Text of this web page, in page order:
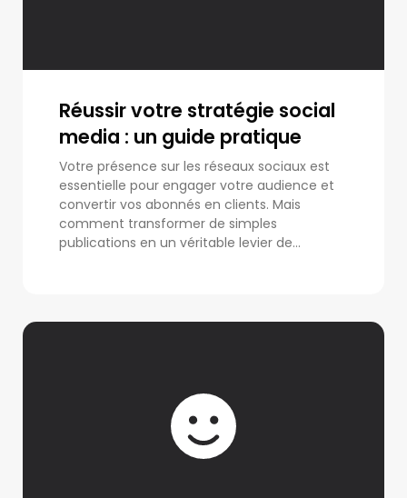
Réussir votre stratégie social
media : un guide pratique
Votre présence sur les réseaux sociaux est
essentielle pour engager votre audience et
convertir vos abonnés en clients. Mais
comment transformer de simples
publications en un véritable levier de...